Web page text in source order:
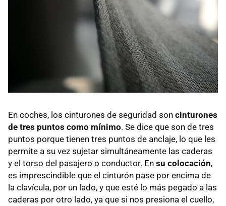
En coches, los cinturones de seguridad son cinturones
de tres puntos como mínimo. Se dice que son de tres
puntos porque tienen tres puntos de anclaje, lo que les
permite a su vez sujetar simultáneamente las caderas
y el torso del pasajero o conductor. En su colocación,
es imprescindible que el cinturón pase por encima de
la clavícula, por un lado, y que esté lo más pegado a las
caderas por otro lado, ya que si nos presiona el cuello,